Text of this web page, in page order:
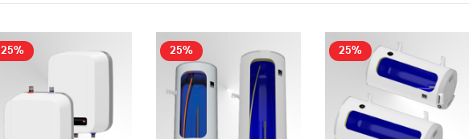
25% 25% 25%